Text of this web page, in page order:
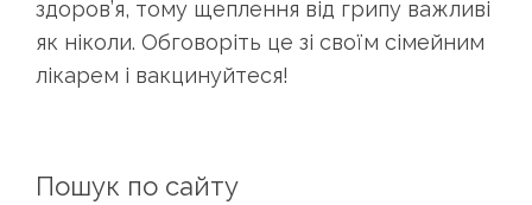
здоров’я, тому щеплення від грипу важливі
як ніколи. Обговоріть це зі своїм сімейним
лікарем і вакцинуйтеся!
Пошук по сайту